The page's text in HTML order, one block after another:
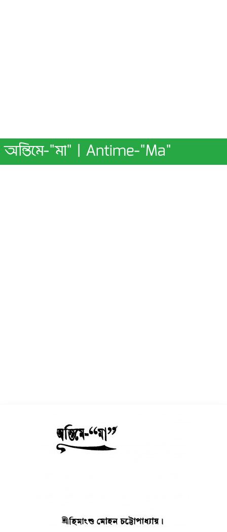
অন্তিমে-"মা" | Antime-"Ma"